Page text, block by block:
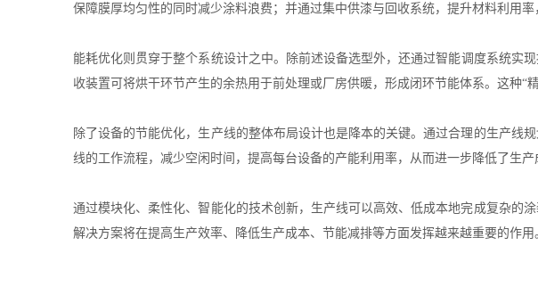
保障膜厚均匀性的同时减少涂料浪费；并通过集中供漆与回收系统，提升材料利用率
能耗优化则贯穿于整个系统设计之中。除前述设备选型外，还通过智能调度系统
收装置可将烘干环节产生的余热用于前处理或厂房供暖，形成闭环节能体系。这种“
除了设备的节能优化，生产线的整体布局设计也是降本的关键。通过合理的生产线
线的工作流程，减少空闲时间，提高每台设备的产能利用率，从而进一步降低了生产
通过模块化、柔性化、智能化的技术创新，生产线可以高效、低成本地完成复杂的
解决方案将在提高生产效率、降低生产成本、节能减排等方面发挥越来越重要的作用